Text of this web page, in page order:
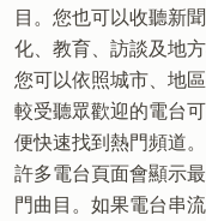
目。您也可以收聽新
化、教育、訪談及地方
您可以依照城市、地
較受聽眾歡迎的電台
便快速找到熱門頻道。
許多電台頁面會顯示
門曲目。如果電台串